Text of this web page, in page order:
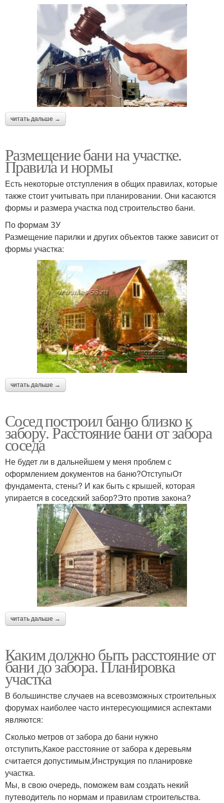
читать дальше →
Размещение бани на участке.
Правила и нормы
Есть некоторые отступления в общих правилах, которые
также стоит учитывать при планировании. Они касаются
формы и размера участка под строительство бани.
По формам ЗУ
Размещение парилки и других объектов также зависит от
формы участка:
читать дальше →
Сосед построил баню близко к
забору. Расстояние бани от забора
соседа
Не будет ли в дальнейшем у меня проблем с
оформлением документов на баню?ОтступыОт
фундамента, стены? И как быть с крышей, которая
упирается в соседский забор?Это против закона?
читать дальше →
Каким должно быть расстояние от
бани до забора. Планировка
участка
В большинстве случаев на всевозможных строительных
форумах наиболее часто интересующимися аспектами
являются:
Сколько метров от забора до бани нужно
отступить,Какое расстояние от забора к деревьям
считается допустимым,Инструкция по планировке
участка.
Мы, в свою очередь, поможем вам создать некий
путеводитель по нормам и правилам строительства.